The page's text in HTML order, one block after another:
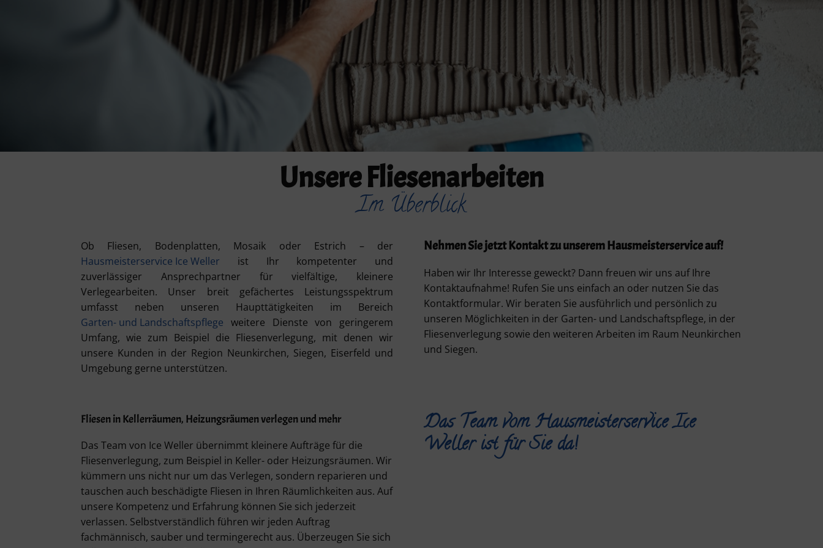
Unsere Fliesenarbeiten
Im Überblick
Ob Fliesen, Bodenplatten, Mosaik oder Estrich – der
Hausmeisterservice Ice Weller ist Ihr kompetenter und
zuverlässiger Ansprechpartner für vielfältige, kleinere
Verlegearbeiten. Unser breit gefächertes Leistungsspektrum
umfasst neben unseren Haupttätigkeiten im Bereich
Garten- und Landschaftspflege weitere Dienste von geringerem
Umfang, wie zum Beispiel die Fliesenverlegung, mit denen wir
unsere Kunden in der Region Neunkirchen, Siegen, Eiserfeld und
Umgebung gerne unterstützen.
Nehmen Sie jetzt Kontakt zu unserem Hausmeisterservice auf!
Haben wir Ihr Interesse geweckt? Dann freuen wir uns auf Ihre
Kontaktaufnahme! Rufen Sie uns einfach an oder nutzen Sie das
Kontaktformular. Wir beraten Sie ausführlich und persönlich zu
unseren Möglichkeiten in der Garten- und Landschaftspflege, in der
Fliesenverlegung sowie den weiteren Arbeiten im Raum Neunkirchen
und Siegen.
Fliesen in Kellerräumen, Heizungsräumen verlegen und mehr
Das Team von Ice Weller übernimmt kleinere Aufträge für die
Fliesenverlegung, zum Beispiel in Keller- oder Heizungsräumen. Wir
kümmern uns nicht nur um das Verlegen, sondern reparieren und
tauschen auch beschädigte Fliesen in Ihren Räumlichkeiten aus. Auf
unsere Kompetenz und Erfahrung können Sie sich jederzeit
verlassen. Selbstverständlich führen wir jeden Auftrag
fachmännisch, sauber und termingerecht aus. Überzeugen Sie sich
Das Team vom Hausmeisterservice Ice
Weller ist für Sie da!